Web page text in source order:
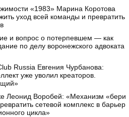
«1983» Марина Коротова
уход всей команды и превратить
и вопрос о потерпевшем — как
по делу воронежского адвоката
Russia Евгения Чурбанова:
уже уволил креаторов.
Леонид Воробей: «Механизм «бери
сетевой комплекс в барьер
цикла»